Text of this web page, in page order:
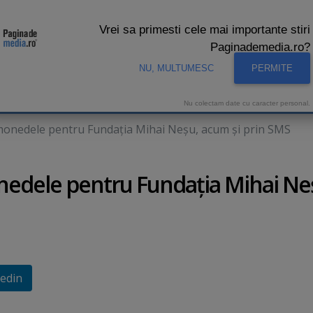
pentru Fundaţia Mihai Neşu, acum şi prin SMS
pentru Fundaţia Mihai
Vrei sa primesti cele mai importante stiri
Paginademedia.ro?
NU, MULTUMESC PERMITE
Nu colectam date cu caracter personal.